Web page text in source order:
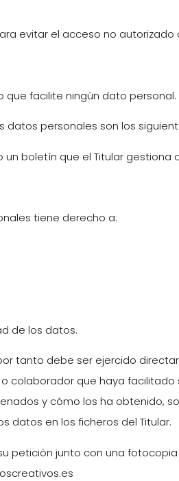
evitar el acceso no
que facilite ningún dato personal.
datos personales son los
boletín que el Titular gestiona con
tiene derecho a:
de los datos.
tanto debe ser ejercido
colaborador que haya
y cómo los ha obtenido,
datos en los ficheros del Titular.
petición junto con una